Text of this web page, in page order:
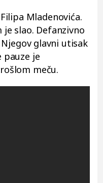
Mladenovića.
slao. Defanzivno
glavni utisak
pauze je
meču.